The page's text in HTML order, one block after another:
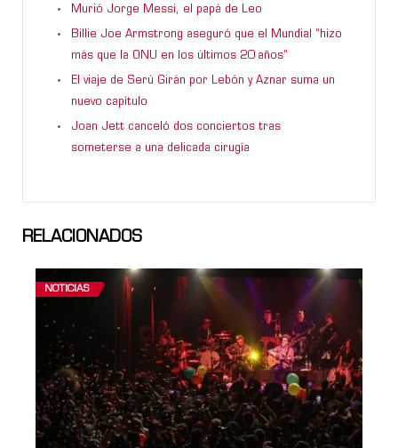
Murió Jorge Messi, el papá de Leo
Billie Joe Armstrong aseguró que el Mundial “hizo
más que la ONU en los últimos 20 años”
El viaje de Serú Girán por Lebón y Aznar suma un
nuevo capítulo
Joan Jett canceló dos conciertos tras
someterse a una delicada cirugía
RELACIONADOS
NOTICIAS